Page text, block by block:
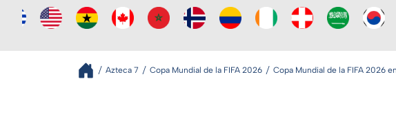
Azteca 7 Copa Mundial de la FIFA 2026 Copa Mundial de la FIFA 2026